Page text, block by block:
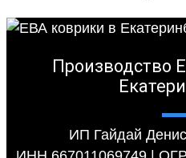
Производство
ИП Гайдай